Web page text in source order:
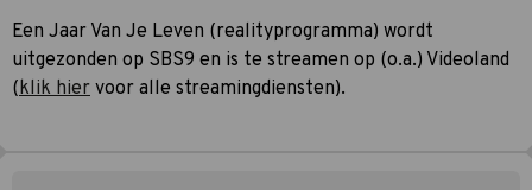
Een Jaar Van Je Leven (realityprogramma) wordt
uitgezonden op SBS9 en is te streamen op (o.a.) Videoland
(klik hier voor alle streamingdiensten).